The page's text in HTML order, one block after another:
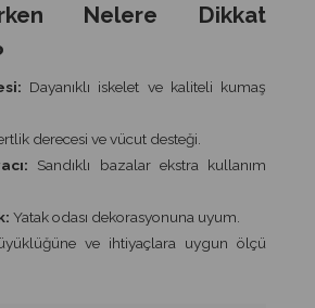
Nelere Dikkat
Dayanıklı iskelet ve kaliteli kumaş
derecesi ve vücut desteği.
Sandıklı bazalar ekstra kullanım
Yatak odası dekorasyonuna uyum.
ve ihtiyaçlara uygun ölçü